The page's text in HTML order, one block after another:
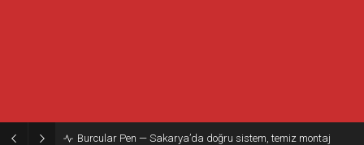
Burcular Pen — Sakarya’da doğru sistem, temiz montaj